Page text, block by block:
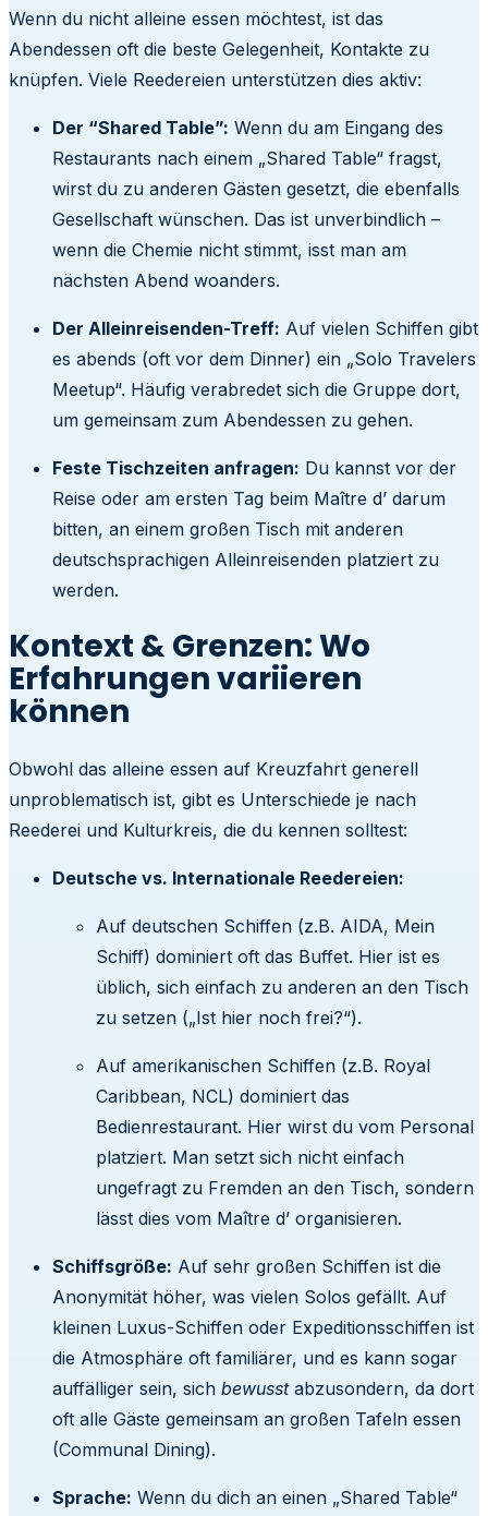
Wenn du nicht alleine essen möchtest, ist das
Abendessen oft die beste Gelegenheit, Kontakte zu
knüpfen. Viele Reedereien unterstützen dies aktiv:
Der “Shared Table”: Wenn du am Eingang des
Restaurants nach einem „Shared Table“ fragst,
wirst du zu anderen Gästen gesetzt, die ebenfalls
Gesellschaft wünschen. Das ist unverbindlich –
wenn die Chemie nicht stimmt, isst man am
nächsten Abend woanders.
Der Alleinreisenden-Treff: Auf vielen Schiffen gibt
es abends (oft vor dem Dinner) ein „Solo Travelers
Meetup“. Häufig verabredet sich die Gruppe dort,
um gemeinsam zum Abendessen zu gehen.
Feste Tischzeiten anfragen: Du kannst vor der
Reise oder am ersten Tag beim Maître d’ darum
bitten, an einem großen Tisch mit anderen
deutschsprachigen Alleinreisenden platziert zu
werden.
Kontext & Grenzen: Wo
Erfahrungen variieren
können
Obwohl das alleine essen auf Kreuzfahrt generell
unproblematisch ist, gibt es Unterschiede je nach
Reederei und Kulturkreis, die du kennen solltest:
Deutsche vs. Internationale Reedereien:
Auf deutschen Schiffen (z.B. AIDA, Mein
Schiff) dominiert oft das Buffet. Hier ist es
üblich, sich einfach zu anderen an den Tisch
zu setzen („Ist hier noch frei?“).
Auf amerikanischen Schiffen (z.B. Royal
Caribbean, NCL) dominiert das
Bedienrestaurant. Hier wirst du vom Personal
platziert. Man setzt sich nicht einfach
ungefragt zu Fremden an den Tisch, sondern
lässt dies vom Maître d’ organisieren.
Schiffsgröße: Auf sehr großen Schiffen ist die
Anonymität höher, was vielen Solos gefällt. Auf
kleinen Luxus-Schiffen oder Expeditionsschiffen ist
die Atmosphäre oft familiärer, und es kann sogar
auffälliger sein, sich bewusstabzusondern, da dort
oft alle Gäste gemeinsam an großen Tafeln essen
(Communal Dining).
Sprache: Wenn du dich an einen „Shared Table“